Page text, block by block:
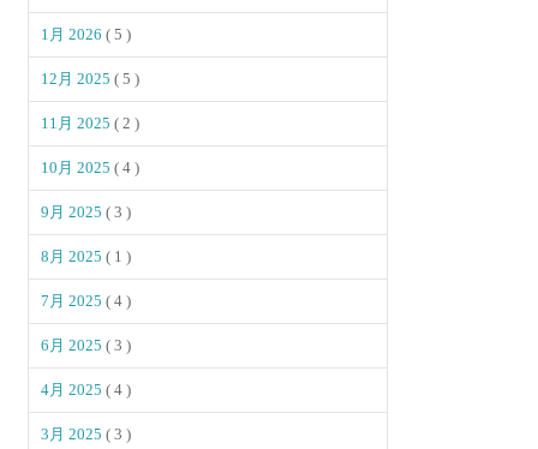
1月 2026( 5 )
12月 2025( 5 )
11月 2025( 2 )
10月 2025( 4 )
9月 2025( 3 )
8月 2025( 1 )
7月 2025( 4 )
6月 2025( 3 )
4月 2025( 4 )
3月 2025( 3 )